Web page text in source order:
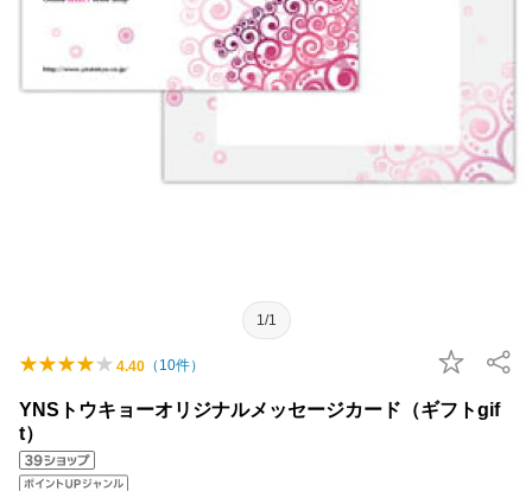
1/1
4.40 （ 10件）
YNSトウキョーオリジナルメッセージカード（ギフトgif
t）